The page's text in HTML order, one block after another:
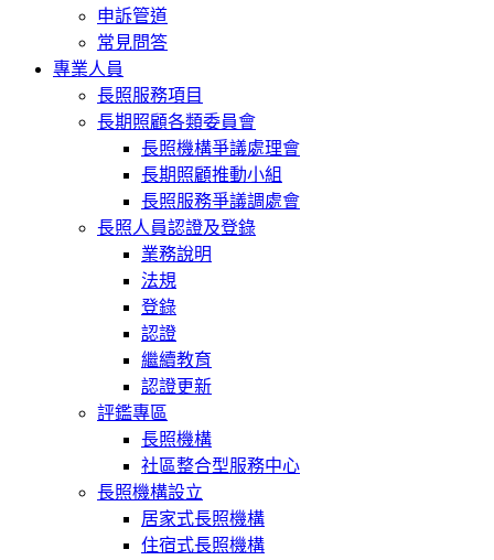
申訴管道
常見問答
專業人員
長照服務項目
長期照顧各類委員會
長照機構爭議處理會
長期照顧推動小組
長照服務爭議調處會
長照人員認證及登錄
業務說明
法規
登錄
認證
繼續教育
認證更新
評鑑專區
長照機構
社區整合型服務中心
長照機構設立
居家式長照機構
住宿式長照機構